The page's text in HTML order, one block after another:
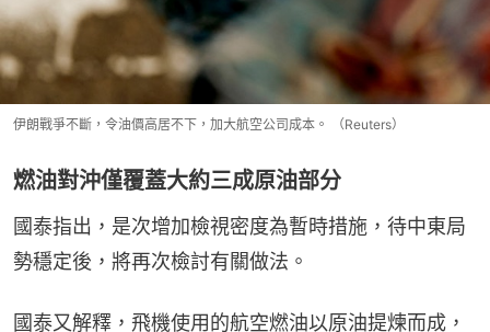
伊朗戰爭不斷，令油價高居不下，加大航空公司成本。 （Reuters）
燃油對沖僅覆蓋大約三成原油部分
國泰指出，是次增加檢視密度為暫時措施，待中東局
勢穩定後，將再次檢討有關做法。
國泰又解釋，飛機使用的航空燃油以原油提煉而成，